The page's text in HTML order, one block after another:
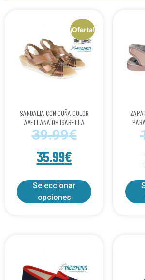
¡Oferta!
SANDALIA CON CUÑA COLOR
AVELLANA OH ISABELLA
39.99€
35.99€
Seleccionar
opciones